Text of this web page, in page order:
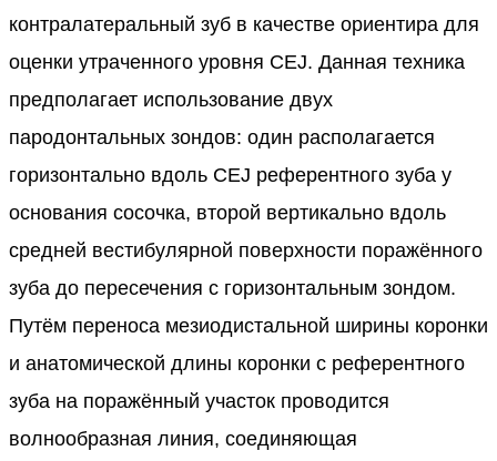
контралатеральный зуб в качестве ориентира для
оценки утраченного уровня CEJ. Данная техника
предполагает использование двух
пародонтальных зондов: один располагается
горизонтально вдоль CEJ референтного зуба у
основания сосочка, второй вертикально вдоль
средней вестибулярной поверхности поражённого
зуба до пересечения с горизонтальным зондом.
Путём переноса мезиодистальной ширины коронки
и анатомической длины коронки с референтного
зуба на поражённый участок проводится
волнообразная линия, соединяющая